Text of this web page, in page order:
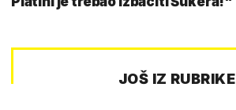
JOŠ IZ RUBRIKE